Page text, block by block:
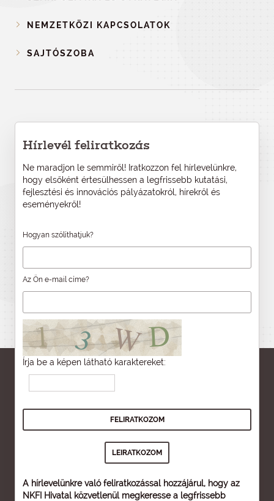
NEMZETKÖZI KAPCSOLATOK
SAJTÓSZOBA
Hírlevél feliratkozás
Ne maradjon le semmiről! Iratkozzon fel hírlevelünkre,
hogy elsőként értesülhessen a legfrissebb kutatási,
fejlesztési és innovációs pályázatokról, hírekről és
eseményekről!
Hogyan szólíthatjuk?
Az Ön e-mail címe?
Írja be a képen látható karaktereket:
A hírlevelünkre való feliratkozással hozzájárul, hogy az
NKFI Hivatal közvetlenül megkeresse a legfrissebb